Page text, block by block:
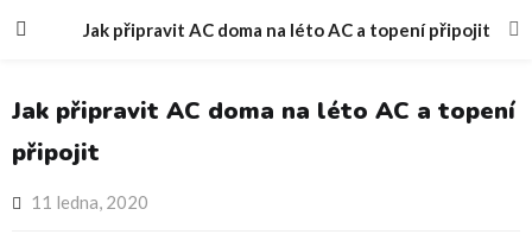
Jak připravit AC doma na léto AC a topení připojit
Jak připravit AC doma na léto AC a topení
připojit
Posted
11 ledna, 2020